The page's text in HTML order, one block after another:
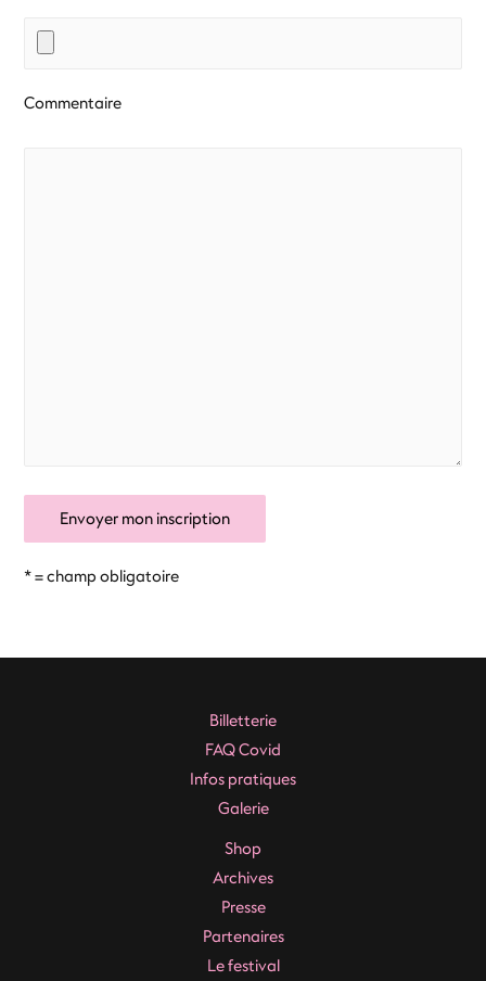
Commentaire
* = champ obligatoire
Billetterie
FAQ Covid
Infos pratiques
Galerie
Shop
Archives
Presse
Partenaires
Le festival